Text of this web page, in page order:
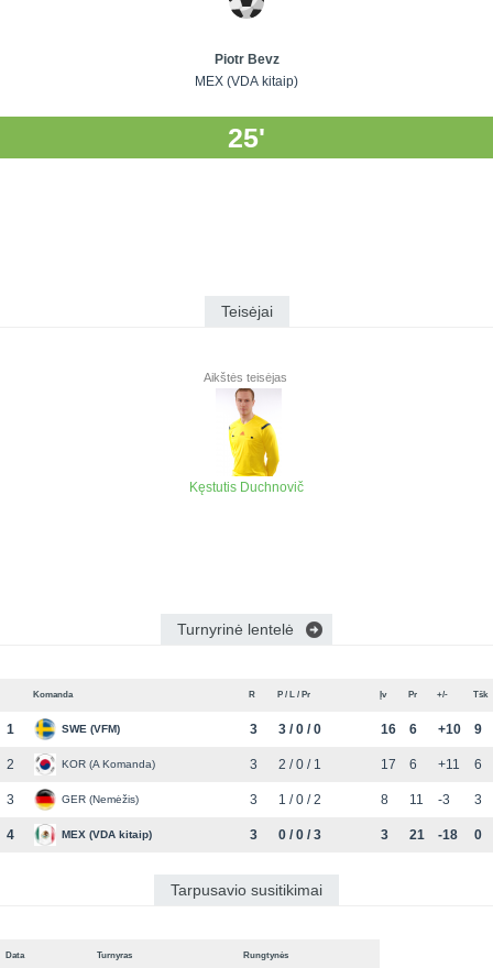
Piotr Bevz
MEX (VDA kitaip)
25'
Teisėjai
Aikštės teisėjas
Kęstutis Duchnovič
Turnyrinė lentelė
Komanda R P / L / Pr Įv Pr +/- Tšk
1 SWE (VFM) 3 3 / 0 / 0 16 6 +10 9
2 KOR (A Komanda) 3 2 / 0 / 1 17 6 +11 6
3 GER (Nemėžis) 3 1 / 0 / 2 8 11 -3 3
4 MEX (VDA kitaip) 3 0 / 0 / 3 3 21 -18 0
Tarpusavio susitikimai
Data Turnyras Rungtynės